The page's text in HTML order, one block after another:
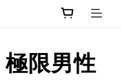
限男性